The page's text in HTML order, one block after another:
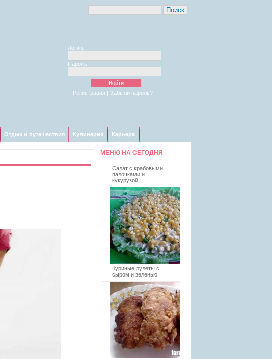
Логин:
Пароль:
Регистрация | Забыли пароль?
Отдых и путешествия Кулинария Карьера
МЕНЮ НА СЕГОДНЯ
Салат с крабовыми
палочками и
кукурузой
Куриные рулеты с
сыром и зеленью